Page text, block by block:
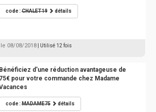
code :CHALET19 détails
08/08/2018 | Utilisé 12 fois
Bénéficiez d'une réduction avantageuse de
75€ pour votre commande chez Madame
code :MADAME75 détails